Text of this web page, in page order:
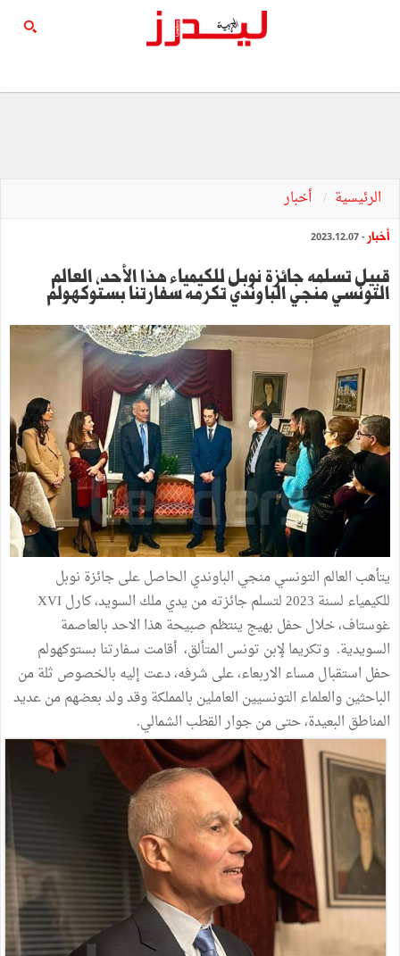
الرئيسية أخبار
أخبار - 2023.12.07
قبيل تسلمه جائزة نوبل للكيمياء هذا الأحد، العالم
التونسي منجي الباوندي تكرمه سفارتنا بستوكهولم
يتأهب العالم التونسي منجي الباوندي الحاصل على جائزة نوبل
للكيمياء لسنة 2023 لتسلم جائزته من يدي ملك السويد، كارل XVI
غوستاف، خلال حفل بهيج ينتظم صبيحة هذا الاحد بالعاصمة
السويدية. وتكريما لإبن تونس المتألق، أقامت سفارتنا بستوكهولم
حفل استقبال مساء الاربعاء، على شرفه، دعت إليه بالخصوص ثلة من
الباحثين والعلماء التونسيين العاملين بالمملكة وقد ولد بعضهم من عديد
المناطق البعيدة، حتى من جوار القطب الشمالي.